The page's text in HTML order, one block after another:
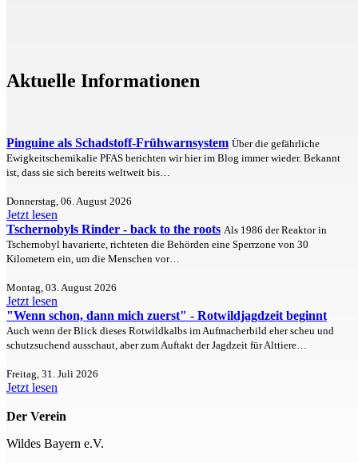
Aktuelle Informationen
Pinguine als Schadstoff-Frühwarnsystem Über die gefährliche
Ewigkeitschemikalie PFAS berichten wir hier im Blog immer wieder. Bekannt
ist, dass sie sich bereits weltweit bis…
Donnerstag, 06. August 2026
Jetzt lesen
Tschernobyls Rinder - back to the roots Als 1986 der Reaktor in
Tschernobyl havarierte, richteten die Behörden eine Sperrzone von 30
Kilometern ein, um die Menschen vor…
Montag, 03. August 2026
Jetzt lesen
"Wenn schon, dann mich zuerst" - Rotwildjagdzeit beginnt
Auch wenn der Blick dieses Rotwildkalbs im Aufmacherbild eher scheu und
schutzsuchend ausschaut, aber zum Auftakt der Jagdzeit für Alttiere…
Freitag, 31. Juli 2026
Jetzt lesen
Der Verein
Wildes Bayern e.V.